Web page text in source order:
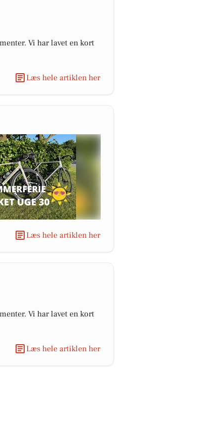
Vi har lavet en kort
Læs hele artiklen her
Læs hele artiklen her
Vi har lavet en kort
Læs hele artiklen her